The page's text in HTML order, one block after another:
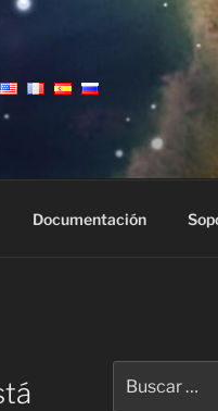
Documentación
por: